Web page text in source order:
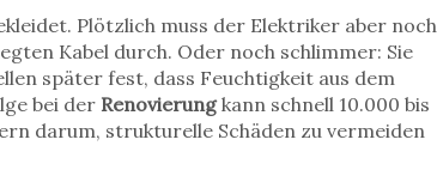
Plötzlich muss der Elektriker aber noch
Kabel durch. Oder noch schlimmer: Sie
später fest, dass Feuchtigkeit aus dem
bei der Renovierungkann schnell 10.000 bis
darum, strukturelle Schäden zu vermeiden